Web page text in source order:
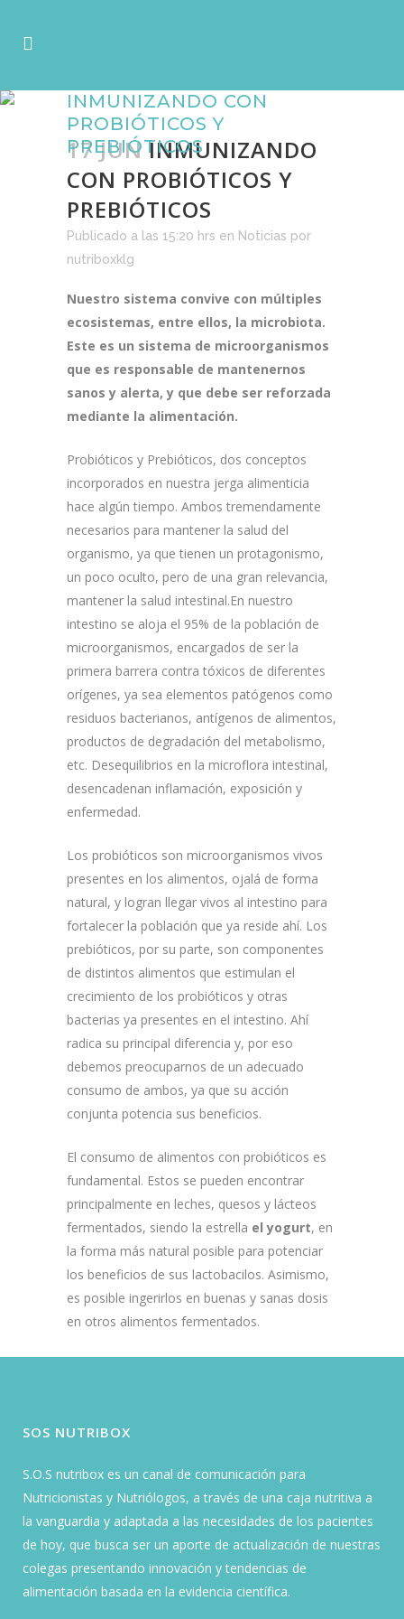
INMUNIZANDO CON
PROBIÓTICOS Y
PREBIÓTICOS
17 JUNINMUNIZANDO
CON PROBIÓTICOS Y
PREBIÓTICOS
Publicado a las 15:20 hrs en Noticias por
nutriboxklg
Nuestro sistema convive con múltiples
ecosistemas, entre ellos, la microbiota.
Este es un sistema de microorganismos
que es responsable de mantenernos
sanos y alerta, y que debe ser reforzada
mediante la alimentación.
Probióticos y Prebióticos, dos conceptos
incorporados en nuestra jerga alimenticia
hace algún tiempo. Ambos tremendamente
necesarios para mantener la salud del
organismo, ya que tienen un protagonismo,
un poco oculto, pero de una gran relevancia,
mantener la salud intestinal.En nuestro
intestino se aloja el 95% de la población de
microorganismos, encargados de ser la
primera barrera contra tóxicos de diferentes
orígenes, ya sea elementos patógenos como
residuos bacterianos, antígenos de alimentos,
productos de degradación del metabolismo,
etc. Desequilibrios en la microflora intestinal,
desencadenan inflamación, exposición y
enfermedad.
Los probióticos son microorganismos vivos
presentes en los alimentos, ojalá de forma
natural, y logran llegar vivos al intestino para
fortalecer la población que ya reside ahí. Los
prebióticos, por su parte, son componentes
de distintos alimentos que estimulan el
crecimiento de los probióticos y otras
bacterias ya presentes en el intestino. Ahí
radica su principal diferencia y, por eso
debemos preocuparnos de un adecuado
consumo de ambos, ya que su acción
conjunta potencia sus beneficios.
El consumo de alimentos con probióticos es
fundamental. Estos se pueden encontrar
principalmente en leches, quesos y lácteos
fermentados, siendo la estrella el yogurt, en
la forma más natural posible para potenciar
los beneficios de sus lactobacilos. Asimismo,
es posible ingerirlos en buenas y sanas dosis
en otros alimentos fermentados.
SOS NUTRIBOX
S.O.S nutribox es un canal de comunicación para
Nutricionistas y Nutriólogos, a través de una caja nutritiva a
la vanguardia y adaptada a las necesidades de los pacientes
de hoy, que busca ser un aporte de actualización de nuestras
colegas presentando innovación y tendencias de
alimentación basada en la evidencia científica.